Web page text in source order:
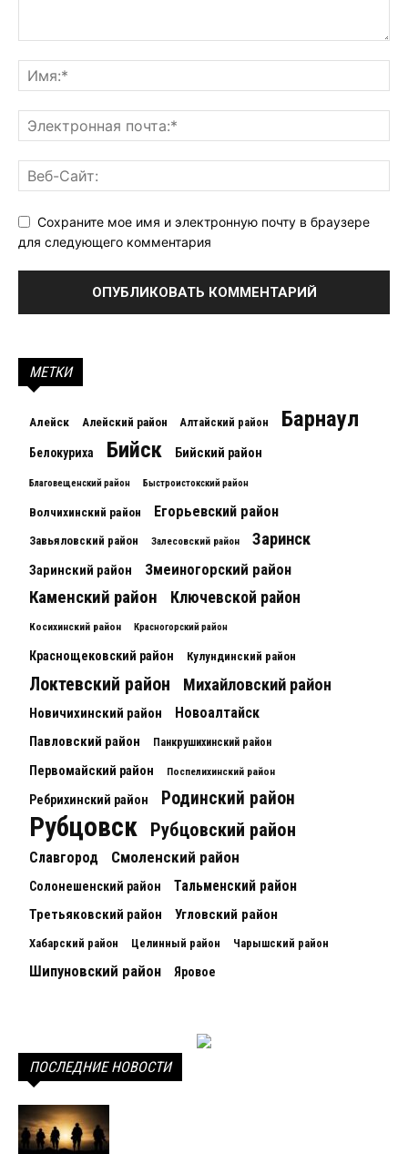
Сохраните мое имя и электронную почту в браузере
для следующего комментария
МЕТКИ
Алейск Алейский район Алтайский район Барнаул
Белокуриха Бийск Бийский район
Благовещенский район Быстроистокский район
Волчихинский район Егорьевский район
Завьяловский район Залесовский район Заринск
Заринский район Змеиногорский район
Каменский район Ключевской район
Косихинский район Красногорский район
Краснощековский район Кулундинский район
Локтевский район Михайловский район
Новичихинский район Новоалтайск
Павловский район Панкрушихинский район
Первомайский район Поспелихинский район
Ребрихинский район Родинский район
Рубцовск Рубцовский район
Славгород Смоленский район
Солонешенский район Тальменский район
Третьяковский район Угловский район
Хабарский район Целинный район Чарышский район
Шипуновский район Яровое
ПОСЛЕДНИЕ НОВОСТИ